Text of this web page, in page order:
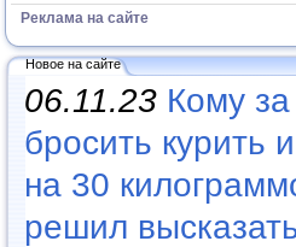
Реклама на сайте
Новое на сайте
06.11.23 Кому
бросить курить
на 30
решил